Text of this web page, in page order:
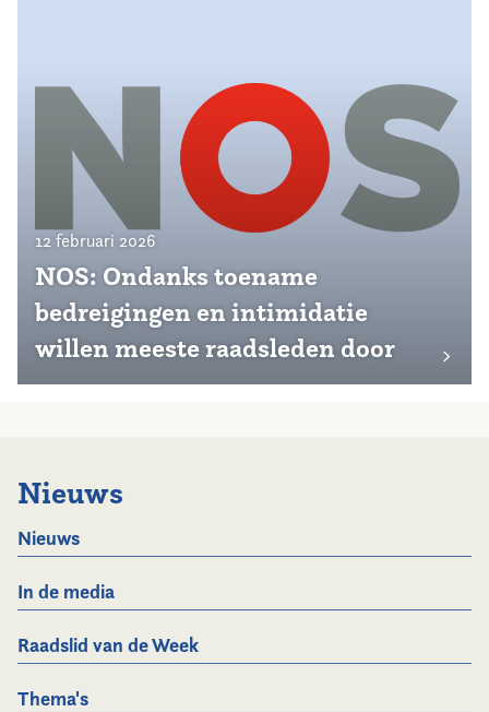
12 februari 2026
NOS: Ondanks toename
bedreigingen en intimidatie
willen meeste raadsleden door
Nieuws
Nieuws
In de media
Raadslid van de Week
Thema's